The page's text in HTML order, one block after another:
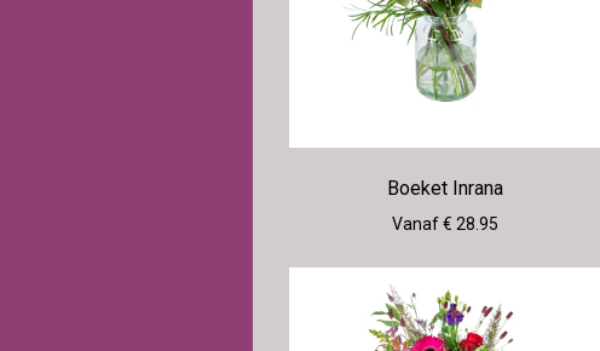
Boeket Inrana
Vanaf € 28.95